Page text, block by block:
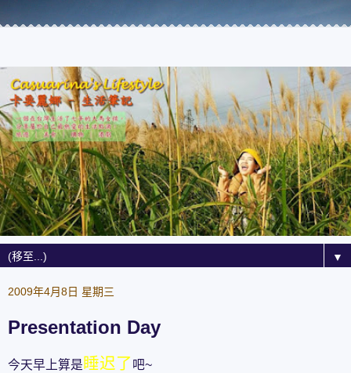
▼
2009年4月8日 星期三
Presentation Day
今天早上算是睡迟了吧~